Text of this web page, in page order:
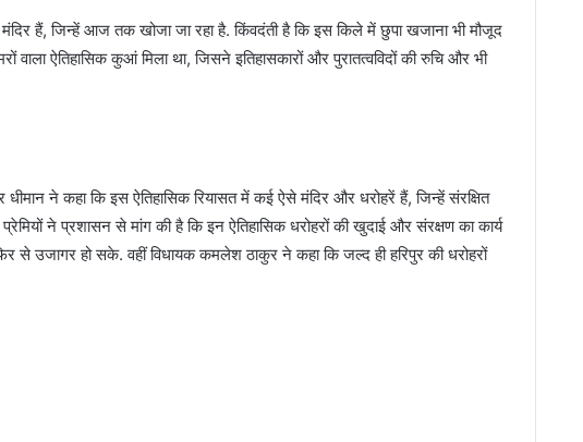
हैं, जिन्हें आज तक खोजा जा रहा है. किंवदंती है कि इस किले में छुपा खजाना भी मौजूद
ऐतिहासिक कुआं मिला था, जिसने इतिहासकारों और पुरातत्वविदों की रुचि और भी
ने कहा कि इस ऐतिहासिक रियासत में कई ऐसे मंदिर और धरोहरें हैं, जिन्हें संरक्षित
ने प्रशासन से मांग की है कि इन ऐतिहासिक धरोहरों की खुदाई और संरक्षण का कार्य
से उजागर हो सके. वहीं विधायक कमलेश ठाकुर ने कहा कि जल्द ही हरिपुर की धरोहरों